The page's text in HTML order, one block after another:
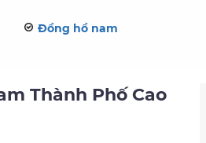
Đồng hồ nam
Thành Phố Cao